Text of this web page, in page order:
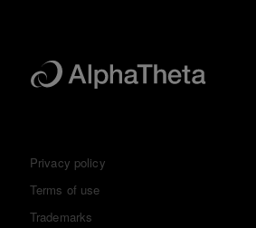
Privacy policy
Terms of use
Trademarks